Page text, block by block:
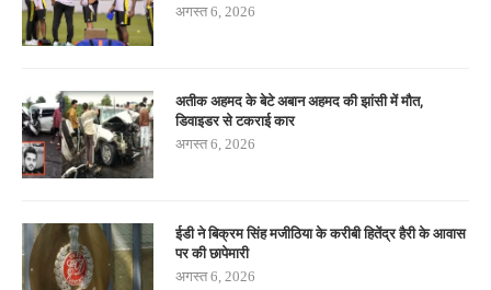
अगस्त 6, 2026
अतीक अहमद के बेटे अबान अहमद की झांसी में मौत,
डिवाइडर से टकराई कार
अगस्त 6, 2026
ईडी ने बिक्रम सिंह मजीठिया के करीबी हितेंद्र हैरी के आवास
पर की छापेमारी
अगस्त 6, 2026